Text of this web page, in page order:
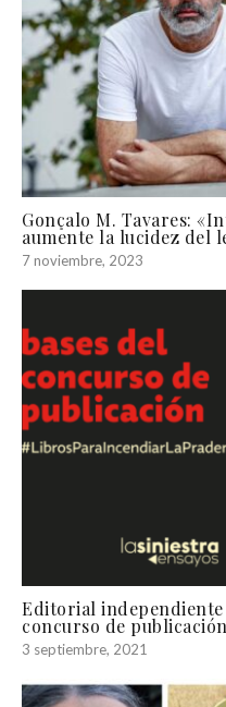
Gonçalo M. Tavares:
aumente la lucidez del
7 noviembre, 2023
Editorial independiente
concurso de publicación
3 septiembre, 2021